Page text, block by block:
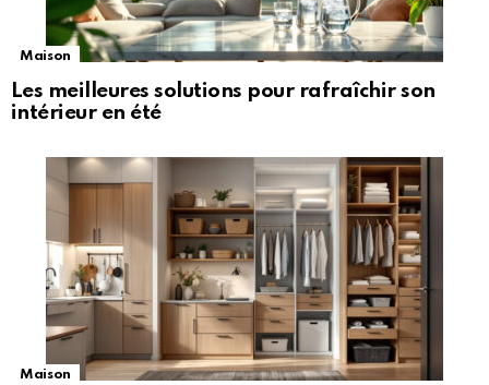
Maison
Les meilleures solutions pour rafraîchir son
intérieur en été
Maison